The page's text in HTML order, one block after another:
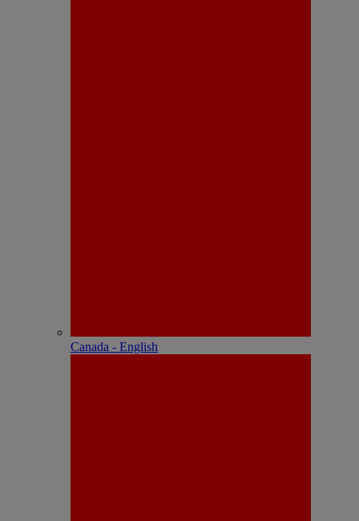
Canada - English